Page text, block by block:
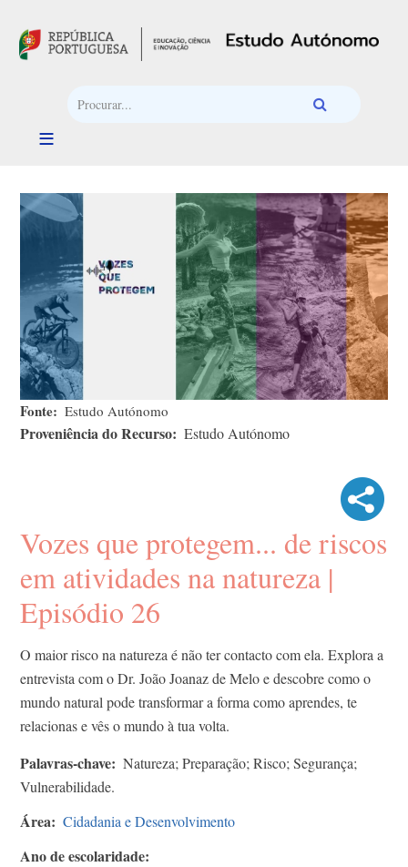
Fonte Estudo Autónomo
Proveniência do Recurso Estudo Autónomo
Vozes que protegem... de riscos
em atividades na natureza |
Episódio 26
O maior risco na natureza é não ter contacto com ela. Explora a
entrevista com o Dr. João Joanaz de Melo e descobre como o
mundo natural pode transformar a forma como aprendes, te
relacionas e vês o mundo à tua volta.
Palavras-chave
Natureza; Preparação; Risco; Segurança;
Vulnerabilidade.
Área Cidadania e Desenvolvimento
Ano de escolaridade